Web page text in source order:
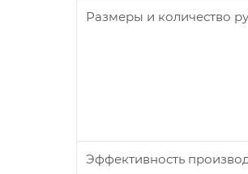
Размеры и количество
Эффективность